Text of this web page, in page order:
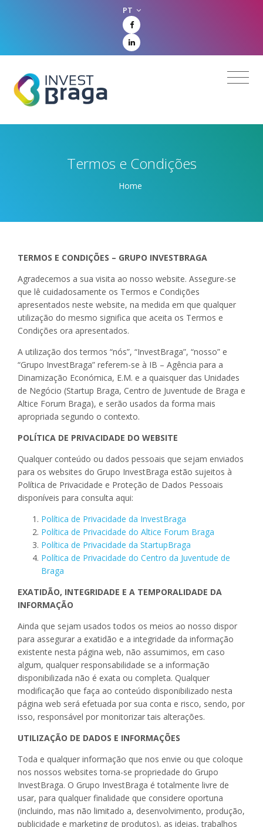
PT
Termos e Condições
Home
TERMOS E CONDIÇÕES – GRUPO INVESTBRAGA
Agradecemos a sua visita ao nosso website. Assegure-se
que lê cuidadosamente os Termos e Condições
apresentados neste website, na medida em que qualquer
utilização do mesmo significa que aceita os Termos e
Condições ora apresentados.
A utilização dos termos “nós”, “InvestBraga”, “nosso” e
“Grupo InvestBraga” referem-se à IB – Agência para a
Dinamização Económica, E.M. e a quaisquer das Unidades
de Negócio (Startup Braga, Centro de Juventude de Braga e
Altice Forum Braga), e serão usados da forma mais
apropriada segundo o contexto.
POLÍTICA DE PRIVACIDADE DO WEBSITE
Qualquer conteúdo ou dados pessoais que sejam enviados
para os websites do Grupo InvestBraga estão sujeitos à
Política de Privacidade e Proteção de Dados Pessoais
disponíveis para consulta aqui:
Política de Privacidade da InvestBraga
Política de Privacidade do Altice Forum Braga
Política de Privacidade da StartupBraga
Política de Privacidade do Centro da Juventude de
Braga
EXATIDÃO, INTEGRIDADE E A TEMPORALIDADE DA
INFORMAÇÃO
Ainda que sejam usados todos os meios ao nosso dispor
para assegurar a exatidão e a integridade da informação
existente nesta página web, não assumimos, em caso
algum, qualquer responsabilidade se a informação
disponibilizada não é exata ou completa. Qualquer
modificação que faça ao conteúdo disponibilizado nesta
página web será efetuada por sua conta e risco, sendo, por
isso, responsável por monitorizar tais alterações.
UTILIZAÇÃO DE DADOS E INFORMAÇÕES
Toda e qualquer informação que nos envie ou que coloque
nos nossos websites torna-se propriedade do Grupo
InvestBraga. O Grupo InvestBraga é totalmente livre de
usar, para qualquer finalidade que considere oportuna
(incluindo, mas não limitado a, desenvolvimento, produção,
publicidade e marketing de produtos), as ideias, trabalhos